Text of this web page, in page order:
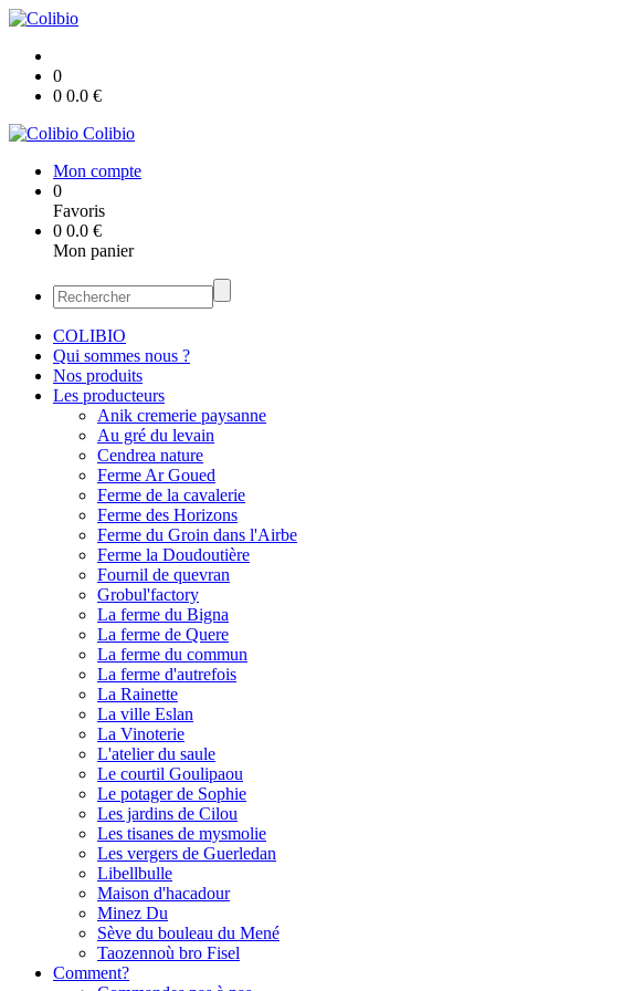
0
0 0.0 €
Colibio
Mon compte
0
Favoris
0 0.0 €
Mon panier
COLIBIO
Qui sommes nous ?
Nos produits
Les producteurs
Anik cremerie paysanne
Au gré du levain
Cendrea nature
Ferme Ar Goued
Ferme de la cavalerie
Ferme des Horizons
Ferme du Groin dans l'Airbe
Ferme la Doudoutière
Fournil de quevran
Grobul'factory
La ferme du Bigna
La ferme de Quere
La ferme du commun
La ferme d'autrefois
La Rainette
La ville Eslan
La Vinoterie
L'atelier du saule
Le courtil Goulipaou
Le potager de Sophie
Les jardins de Cilou
Les tisanes de mysmolie
Les vergers de Guerledan
Libellbulle
Maison d'hacadour
Minez Du
Sève du bouleau du Mené
Taozennoù bro Fisel
Comment?